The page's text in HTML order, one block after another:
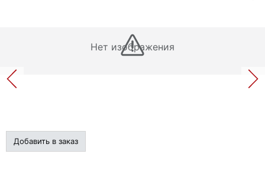
Нет изображения
Добавить в заказ